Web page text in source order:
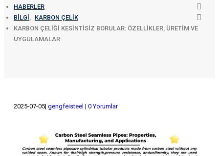
HABERLER
BILGI
KARBON ÇELIK
KARBON ÇELIĞI KESINTISIZ BORULAR: ÖZELLIKLER, ÜRETIM VE
UYGULAMALAR
2025-07-05 gengfeisteel 0 Yorumlar